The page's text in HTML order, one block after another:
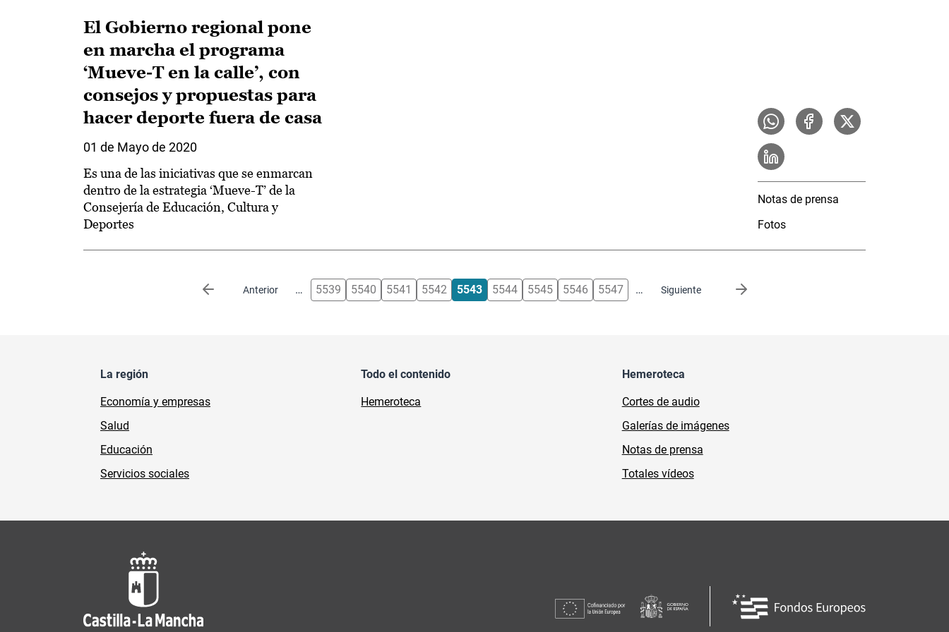
El Gobierno regional pone
en marcha el programa
‘Mueve-T en la calle’, con
consejos y propuestas para
hacer deporte fuera de casa
01 de Mayo de 2020
Es una de las iniciativas que se enmarcan
dentro de la estrategia ‘Mueve-T’ de la
Consejería de Educación, Cultura y
Deportes
Notas de prensa
Fotos
Anterior
Página anterior … 5539 5540 5541 5542 5543 5544 5545 5546 5547 … Siguiente
Siguiente página
La región
Economía y empresas
Salud
Educación
Servicios sociales
Todo el contenido
Hemeroteca
Hemeroteca
Cortes de audio
Galerías de imágenes
Notas de prensa
Totales vídeos